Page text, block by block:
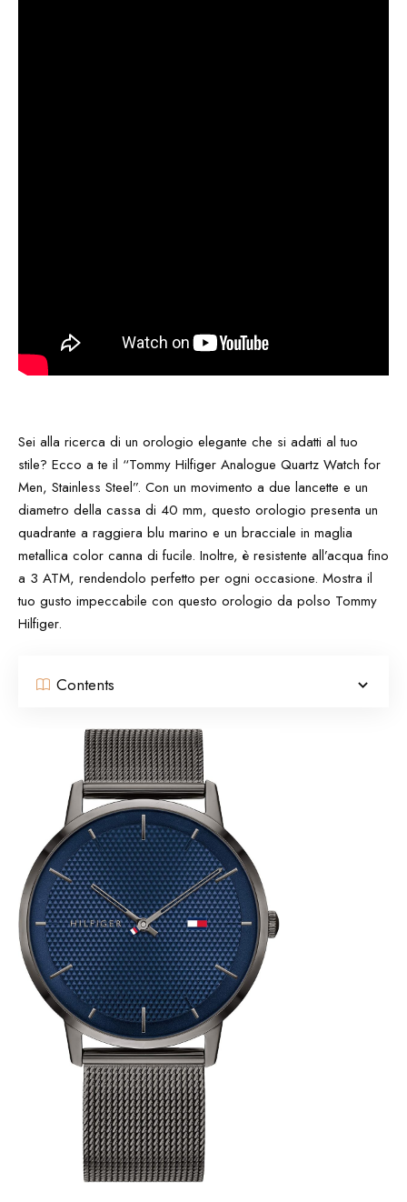
Sei alla ricerca di un orologio elegante che si adatti al tuo
stile? Ecco a te il “Tommy Hilfiger Analogue Quartz Watch for
Men, Stainless Steel”. Con un movimento a due lancette e un
diametro della cassa di 40 mm, questo orologio presenta un
quadrante a raggiera blu marino e un bracciale in maglia
metallica color canna di fucile. Inoltre, è resistente all’acqua fino
a 3 ATM, rendendolo perfetto per ogni occasione. Mostra il
tuo gusto impeccabile con questo orologio da polso Tommy
Hilfiger.
Contents